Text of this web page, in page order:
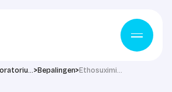
Laboratorium> Bepalingen> Ethosuximide (verzendbepaling)